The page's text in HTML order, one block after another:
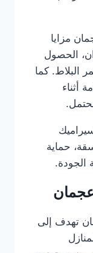
مزايا
الحصول
البلاط. كما
أثناء
حماية
الجودة.
تهدف إلى